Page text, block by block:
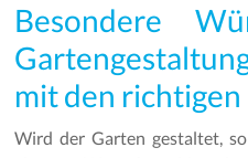
Träume
Gartengestaltung
–
–
Besondere
mit den
Wird der Garten gestaltet,